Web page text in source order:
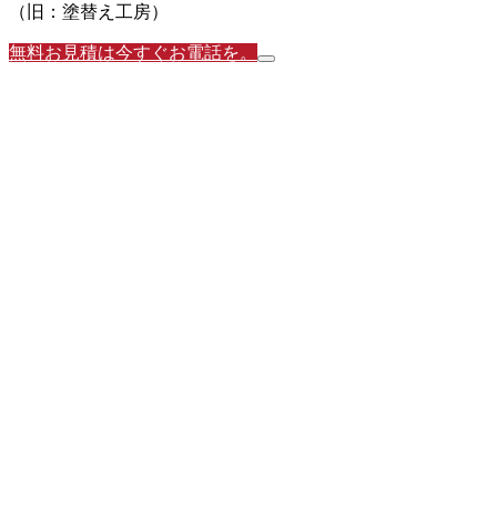
（旧：塗替え工房）
無料お見積は今すぐお電話を。